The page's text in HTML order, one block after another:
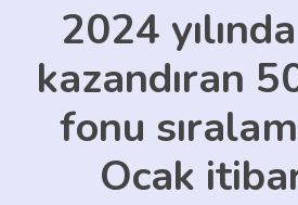
2024
kazandıran
fonu
Ocak